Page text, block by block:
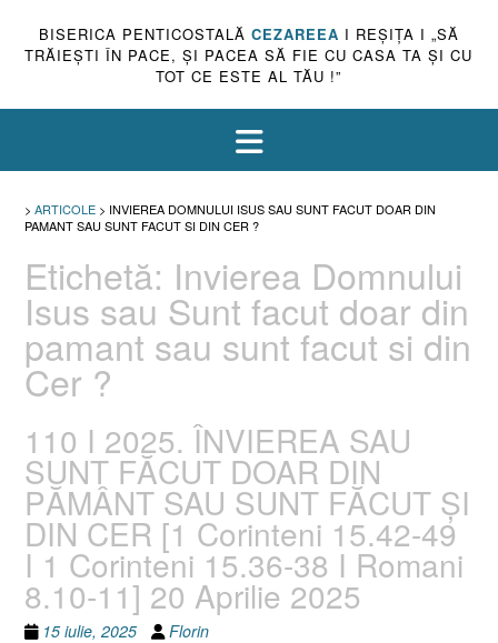
BISERICA PENTICOSTALĂ CEZAREEA I REŞIŢA I „SĂ
TRĂIEŞTI ÎN PACE, ŞI PACEA SĂ FIE CU CASA TA ŞI CU
TOT CE ESTE AL TĂU !”
> ARTICOLE > INVIEREA DOMNULUI ISUS SAU SUNT FACUT DOAR DIN
PAMANT SAU SUNT FACUT SI DIN CER ?
Etichetă: Invierea Domnului
Isus sau Sunt facut doar din
pamant sau sunt facut si din
Cer ?
110 I 2025. ÎNVIEREA SAU
SUNT FĂCUT DOAR DIN
PĂMÂNT SAU SUNT FĂCUT ȘI
DIN CER [1 Corinteni 15.42-49
I 1 Corinteni 15.36-38 I Romani
8.10-11] 20 Aprilie 2025
15 iulie, 2025 Florin